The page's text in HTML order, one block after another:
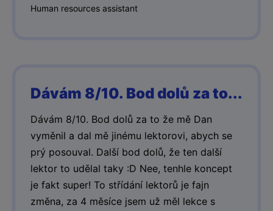
Human resources assistant
Dávám 8/10. Bod dolů za to...
Dávám 8/10. Bod dolů za to že mě Dan
vyměnil a dal mě jinému lektorovi, abych se
prý posouval. Další bod dolů, že ten další
lektor to udělal taky :D Nee, tenhle koncept
je fakt super! To střídání lektorů je fajn
změna, za 4 měsíce jsem už měl lekce s